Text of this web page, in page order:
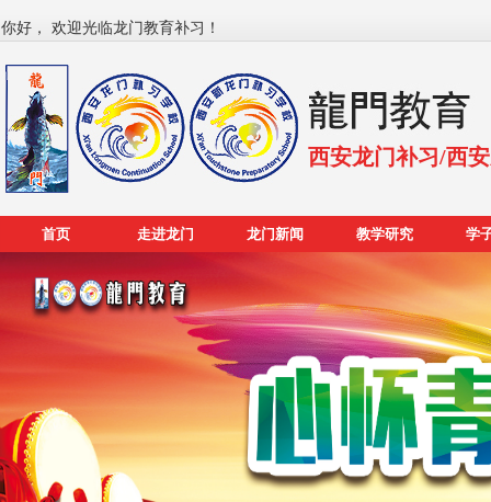
你好， 欢迎光临龙门教育补习！
西安龙门补习/西
首页 走进龙门 龙门新闻 教学研究 学